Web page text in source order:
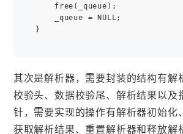
free(_queue);
_queue = NULL;
其次是解析器，需要封装的结构有解
校验头、数据校验尾、解析结果以及
针，需要实现的操作有解析器初始化
获取解析结果、重置解析器和释放解